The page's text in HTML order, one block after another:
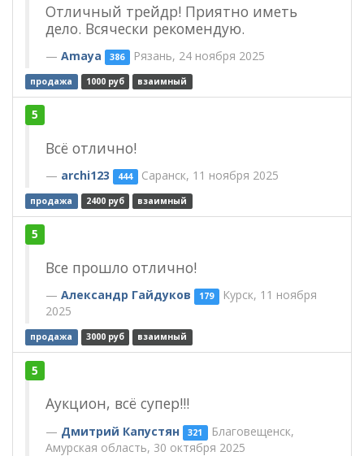
Отличный трейдр! Приятно иметь
дело. Всячески рекомендую.
Amaya 386 Рязань, 24 ноября 2025
продажа 1000 руб взаимный
5
Всё отлично!
archi123 444 Саранск, 11 ноября 2025
продажа 2400 руб взаимный
5
Все прошло отлично!
Александр Гайдуков 179 Курск, 11 ноября
2025
продажа 3000 руб взаимный
5
Аукцион, всё супер!!!
Дмитрий Капустян 321 Благовещенск,
Амурская область, 30 октября 2025